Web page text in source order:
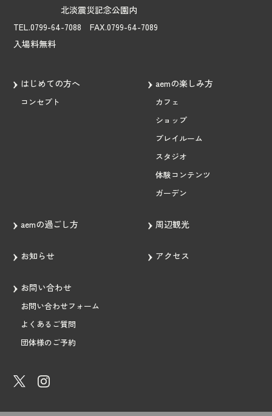
北淡震災記念公園内
TEL.0799-64-7088 FAX.0799-64-7089
入場料無料
はじめての方へ
コンセプト
aemの楽しみ方
カフェ
ショップ
プレイルーム
スタジオ
体験コンテンツ
ガーデン
aemの過ごし方 周辺観光
お知らせ アクセス
お問い合わせ
お問い合わせフォーム
よくあるご質問
団体様のご予約